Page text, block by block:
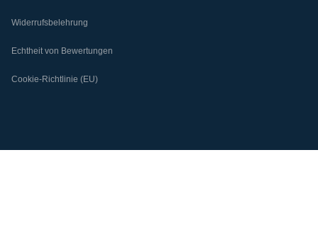
Widerrufsbelehrung
Echtheit von Bewertungen
Cookie-Richtlinie (EU)